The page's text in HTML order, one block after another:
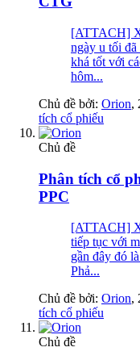
[ATTACH]
ngày u tối
khá tốt với
hôm...
Chủ đề bởi: Orion,
tích cổ phiếu
Chủ đề
Phân tích cổ
PPC
[ATTACH]
tiếp tục với
gần đây đó
Phả...
Chủ đề bởi: Orion,
tích cổ phiếu
Chủ đề